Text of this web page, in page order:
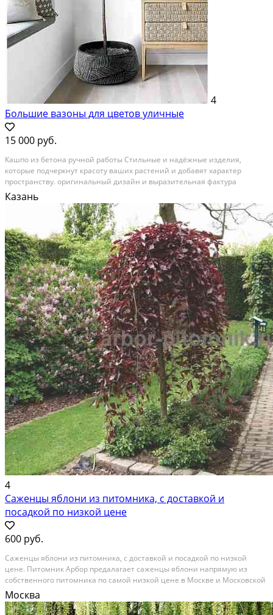
4
Большие вазоны для цветов уличные
15 000 руб.
Кашпо из бетона ручной работы Стильные и надёжные изделия,
которые подчеркнут красоту ваших растений и добавят характер
пространству. оригинальный дизайн и выразительная фактура
прочный материал с долгим сроком службы устойчивость к влаге,
холоду и перепадам температур Идеальное решение...
Казань
4
Саженцы яблони из питомника, с доставкой и
посадкой по низкой цене
600 руб.
Саженцы яблони из питомника, с доставкой и посадкой по низкой
цене. Питомник Арбор предалагает саженцы яблони напрямую из
собственного питомника по самой низкой цене в Москве и Московской
области. Мы сами выращиваем растения на нашем поле в Раменском
районе. Предоставляем лучшие условия как для...
Москва